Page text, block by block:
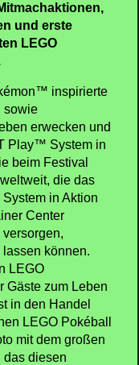
und erste
LEGO
inspirierte
sowie
erwecken und
Play™ System in
beim Festival
die das
in Aktion
Center
können.
LEGO
Gäste zum Leben
in den Handel
LEGO Pokéball
mit dem großen
das diesen